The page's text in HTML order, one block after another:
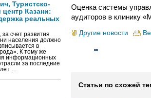
Туристско-
Казани:
реальных
за счет развития
населения должно
в
К тому же
информационных
за последние
…
Оценка системы
аудиторов в клинику
Другие новости
Статьи по схожей